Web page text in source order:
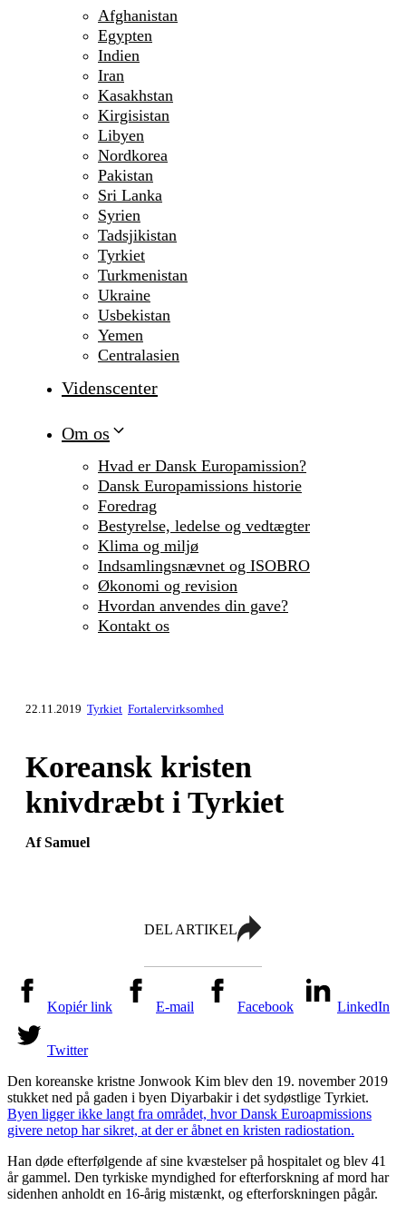
Afghanistan
Egypten
Indien
Iran
Kasakhstan
Kirgisistan
Libyen
Nordkorea
Pakistan
Sri Lanka
Syrien
Tadsjikistan
Tyrkiet
Turkmenistan
Ukraine
Usbekistan
Yemen
Centralasien
Videnscenter
Om os
Hvad er Dansk Europamission?
Dansk Europamissions historie
Foredrag
Bestyrelse, ledelse og vedtægter
Klima og miljø
Indsamlingsnævnet og ISOBRO
Økonomi og revision
Hvordan anvendes din gave?
Kontakt os
22.11.2019 Tyrkiet Fortalervirksomhed
Koreansk kristen
knivdræbt i Tyrkiet
Af Samuel
DEL ARTIKEL
Kopiér link E-mail Facebook LinkedIn
Twitter
Den koreanske kristne Jonwook Kim blev den 19. november 2019
stukket ned på gaden i byen Diyarbakir i det sydøstlige Tyrkiet.
Byen ligger ikke langt fra området, hvor Dansk Euroapmissions
givere netop har sikret, at der er åbnet en kristen radiostation.
Han døde efterfølgende af sine kvæstelser på hospitalet og blev 41
år gammel. Den tyrkiske myndighed for efterforskning af mord har
sidenhen anholdt en 16-årig mistænkt, og efterforskningen pågår.